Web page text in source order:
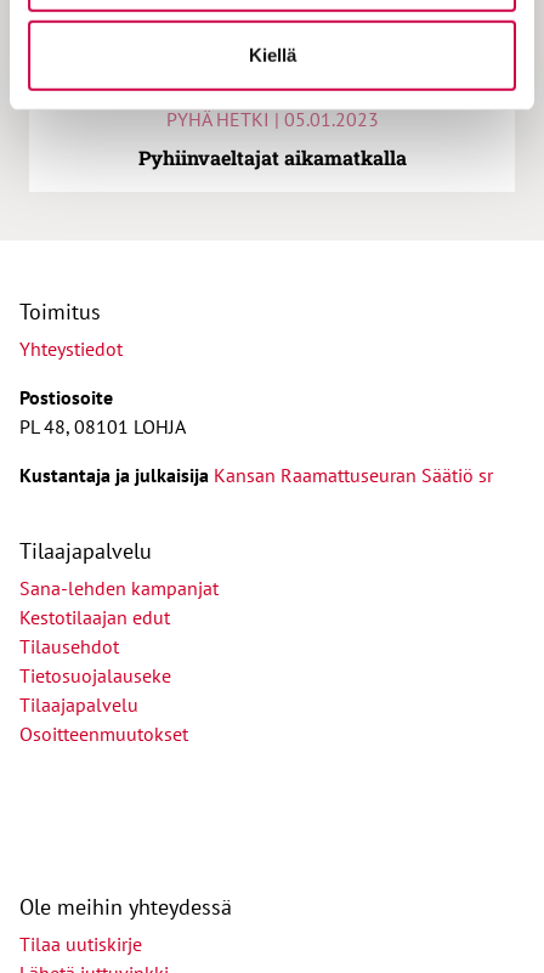
Kiellä
PYHÄ HETKI | 05.01.2023
Pyhiinvaeltajat aikamatkalla
Toimitus
Yhteystiedot
Postiosoite
PL 48, 08101 LOHJA
Kustantaja ja julkaisija Kansan Raamattuseuran Säätiö sr
Tilaajapalvelu
Sana-lehden kampanjat
Kestotilaajan edut
Tilausehdot
Tietosuojalauseke
Tilaajapalvelu
Osoitteenmuutokset
Ole meihin yhteydessä
Tilaa uutiskirje